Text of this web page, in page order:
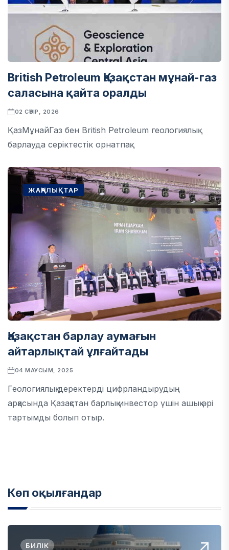
British Petroleum Қазақстан мұнай-газ
саласына қайта оралды
02 СӘУІР, 2026
ҚазМұнайГаз бен British Petroleum геологиялық
барлауда серіктестік орнатпақ.
ЖАҢАЛЫҚТАР
Қазақстан барлау аумағын
айтарлықтай ұлғайтады
04 МАУСЫМ, 2025
Геологиялық деректерді цифрландырудың
арқасында Қазақстан барлық инвестор үшін ашық әрі
тартымды болып отыр.
Көп оқылғандар
БИЛІК